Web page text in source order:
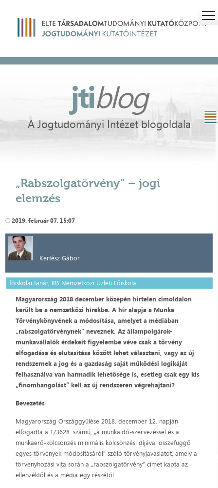
jtiblog
A Jogtudományi Intézet blogoldala
„Rabszolgatörvény” – jogi
elemzés
2019. február 07. 15:07
Kertész Gábor
főiskolai tanár, IBS Nemzetközi Üzleti Főiskola
Magyarország 2018 december közepén hirtelen címoldalon
került be a nemzetközi hírekbe. A hír alapja a Munka
Törvénykönyvének a módosítása, amelyet a médiában
„rabszolgatörvénynek” neveznek. Az állampolgárok-
munkavállalók érdekeit figyelembe véve csak a törvény
elfogadása és elutasítása között lehet választani, vagy az új
rendszernek a jog és a gazdaság saját működési logikáját
felhasználva van harmadik lehetősége is, esetleg csak egy kis
„finomhangolást” kell az új rendszeren végrehajtani?
Bevezetés
Magyarország Országgyűlése 2018. december 12. napján
elfogadta a T/3628. számú, „a munkaidő-szervezéssel és a
munkaerő-kölcsönzés minimális kölcsönzési díjával összefüggő
egyes törvények módosításáról” szóló törvényjavaslatot, amely a
törvényhozási vita során a „rabszolgatörvény” címet kapta az
ellenzéktől és a média egy részétől.